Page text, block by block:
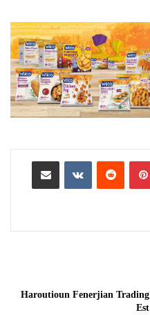
بينتيريست
مشاركة عبر البريد
Haroutioun Fenerjian Trading
Est